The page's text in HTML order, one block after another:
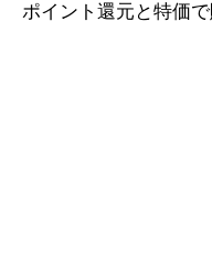
ポイント還元と特価で